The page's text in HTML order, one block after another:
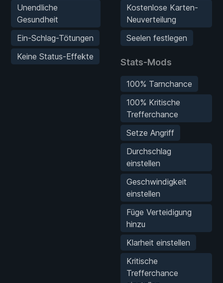
Unendliche
Gesundheit
Ein-Schlag-Tötungen
Keine Status-Effekte
Kostenlose Karten-
Neuverteilung
Seelen festlegen
Stats-Mods
100% Tarnchance
100% Kritische
Trefferchance
Setze Angriff
Durchschlag
einstellen
Geschwindigkeit
einstellen
Füge Verteidigung
hinzu
Klarheit einstellen
Kritische
Trefferchance